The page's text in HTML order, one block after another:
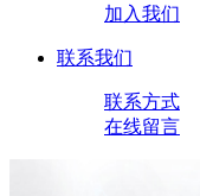
加入我们
联系我们
联系方式
在线留言